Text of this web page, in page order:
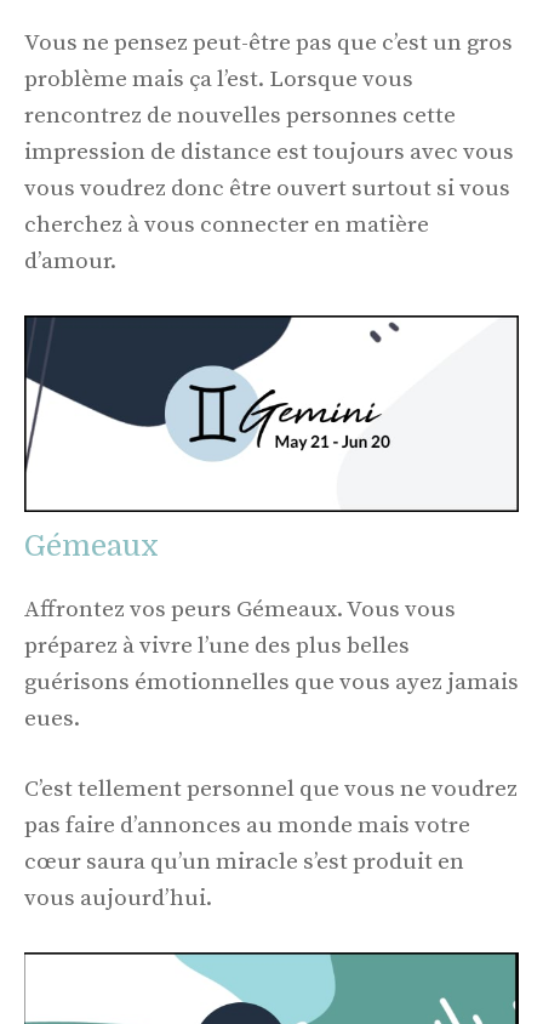
Vous ne pensez peut-être pas que c’est un gros
problème mais ça l’est. Lorsque vous
rencontrez de nouvelles personnes cette
impression de distance est toujours avec vous
vous voudrez donc être ouvert surtout si vous
cherchez à vous connecter en matière
d’amour.
Gémeaux
Affrontez vos peurs Gémeaux. Vous vous
préparez à vivre l’une des plus belles
guérisons émotionnelles que vous ayez jamais
eues.
C’est tellement personnel que vous ne voudrez
pas faire d’annonces au monde mais votre
cœur saura qu’un miracle s’est produit en
vous aujourd’hui.